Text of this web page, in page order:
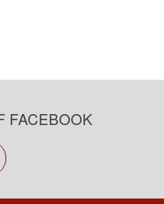
FACEBOOK